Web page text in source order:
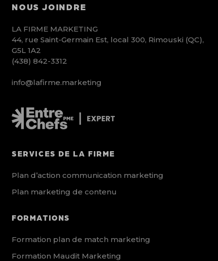
NOUS JOINDRE
LA FIRME MARKETING
44, rue Saint-Germain Est, local 300, Rimouski (QC),
G5L 1A2
(438) 842-3312
info@lafirme.marketing
SERVICES DE LA FIRME
Plan d’action communication marketing
Plan marketing de contenu
FORMATIONS
Formation plan de match marketing
Formation Maudit Marketing